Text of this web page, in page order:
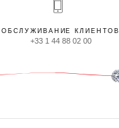
ОБСЛУЖИВАНИЕ КЛИЕНТОВ
+33 1 44 88 02 00